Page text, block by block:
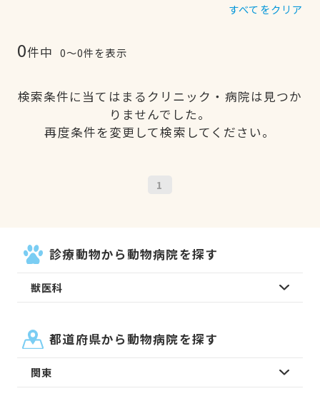
すべてをクリア
0件中 0〜0件を表示
検索条件に当てはまるクリニック・病院は見つか
りませんでした。
再度条件を変更して検索してください。
1
診療動物から動物病院を探す
獣医科
都道府県から動物病院を探す
関東